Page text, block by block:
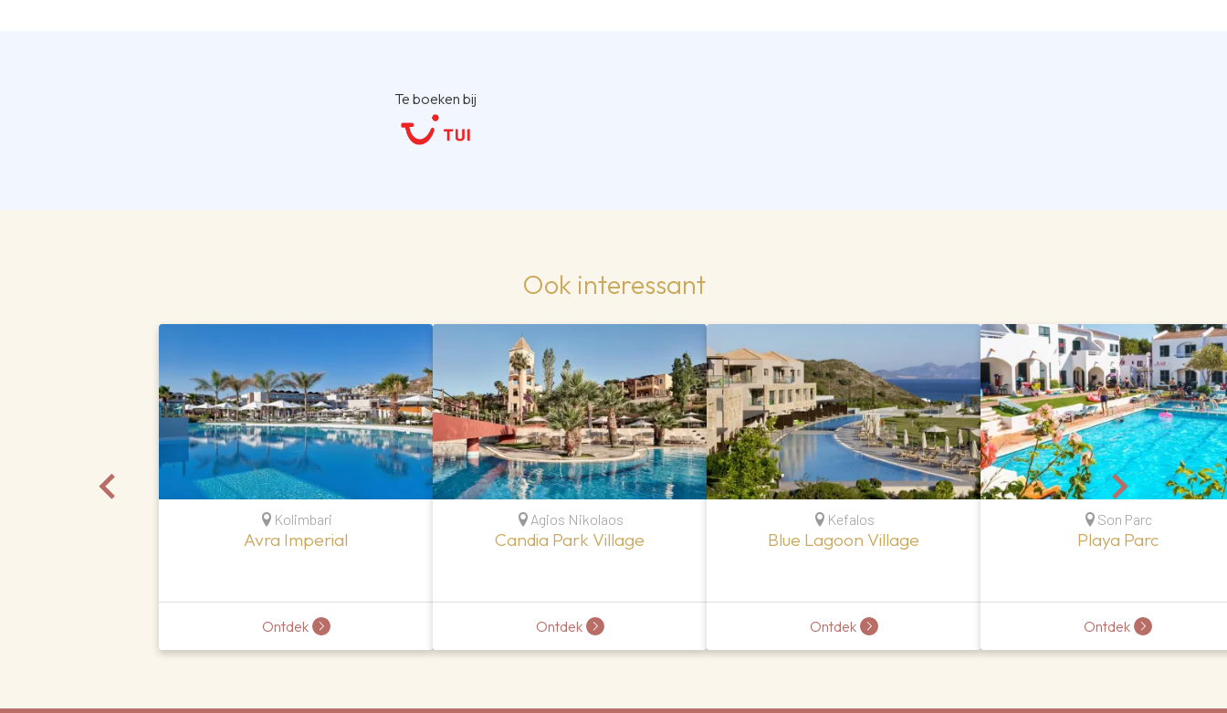
Te boeken bij
Ook interessant
Kolimbari
Avra Imperial
Ontdek
Agios Nikolaos
Candia Park Village
Ontdek
Kefalos
Blue Lagoon Village
Ontdek
Son Parc
Playa Parc
Ontdek